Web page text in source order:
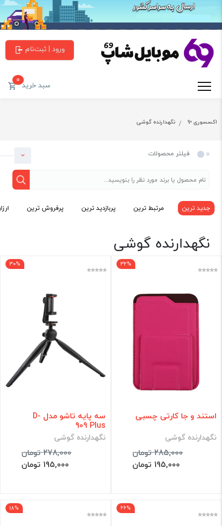
ورود | ثبت‌نام
سبد خرید0
اکسسوری ✨ نگهدارنده گوشی
فیلتر محصولات
دسته بندی
اکسسوری ✨
فقط کالاهای موجود
فیلتر براساس قیمت :
قیمت: تومان
فیلتر
جدید ترین مرتبط ترین پربازدید ترین پرفروش ترین
نگهدارنده گوشی
32%
استند و جا کارتی چسبی
نگهدارنده گوشی
285,000 تومان
195,000 تومان
30%
سه پایه تاشو مدل D-
909 Plus
نگهدارنده گوشی
278,000 تومان
195,000 تومان
66%
18%